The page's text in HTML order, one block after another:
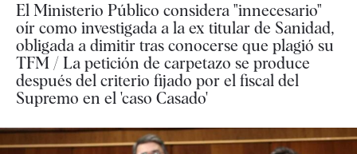
El Ministerio Público considera "innecesario"
oír como investigada a la ex titular de Sanidad,
obligada a dimitir tras conocerse que plagió su
TFM / La petición de carpetazo se produce
después del criterio fijado por el fiscal del
Supremo en el 'caso Casado'